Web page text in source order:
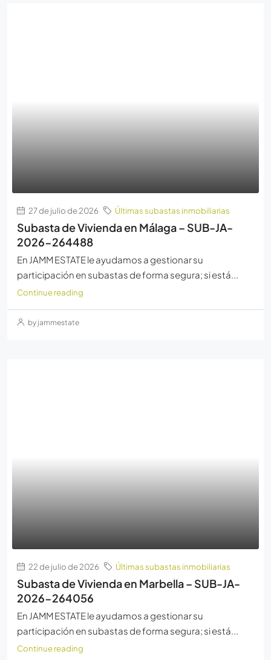
27 de julio de 2026 Últimas subastas inmobiliarias
Subasta de Vivienda en Málaga – SUB-JA-
2026-264488
En JAMM ESTATE le ayudamos a gestionar su
participación en subastas de forma segura; si está...
Continue reading
by jammestate
22 de julio de 2026 Últimas subastas inmobiliarias
Subasta de Vivienda en Marbella – SUB-JA-
2026-264056
En JAMM ESTATE le ayudamos a gestionar su
participación en subastas de forma segura; si está...
Continue reading